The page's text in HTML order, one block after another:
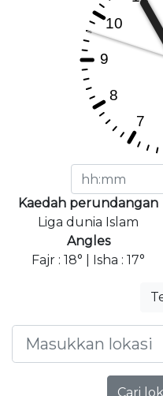
Kaedah perundangan
Liga dunia Islam
Angles
Fajr : 18° | Isha : 17°
Cari